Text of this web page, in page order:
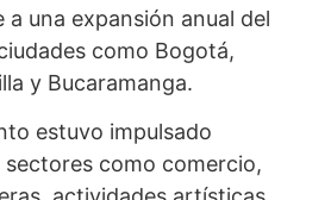
a una expansión anual del
como Bogotá,
y Bucaramanga.
estuvo impulsado
como comercio,